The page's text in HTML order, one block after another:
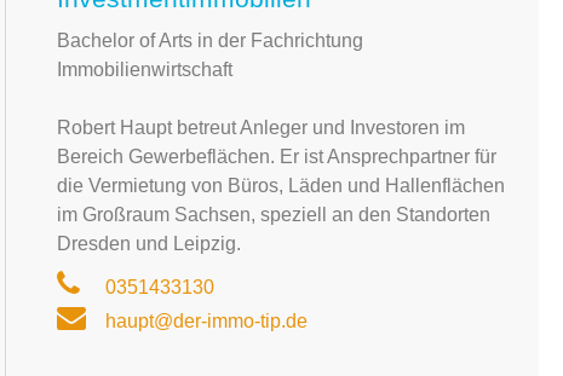
Bachelor of Arts in der Fachrichtung
Immobilienwirtschaft
Robert Haupt betreut Anleger und Investoren im
Bereich Gewerbeflächen. Er ist Ansprechpartner für
die Vermietung von Büros, Läden und Hallenflächen
im Großraum Sachsen, speziell an den Standorten
Dresden und Leipzig.
0351433130
haupt@der-immo-tip.de